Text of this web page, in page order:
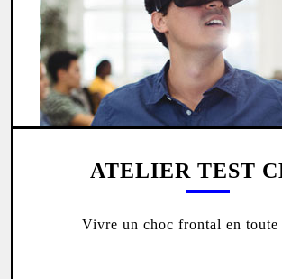
ATELIER TEST
Vivre un choc frontal en toute